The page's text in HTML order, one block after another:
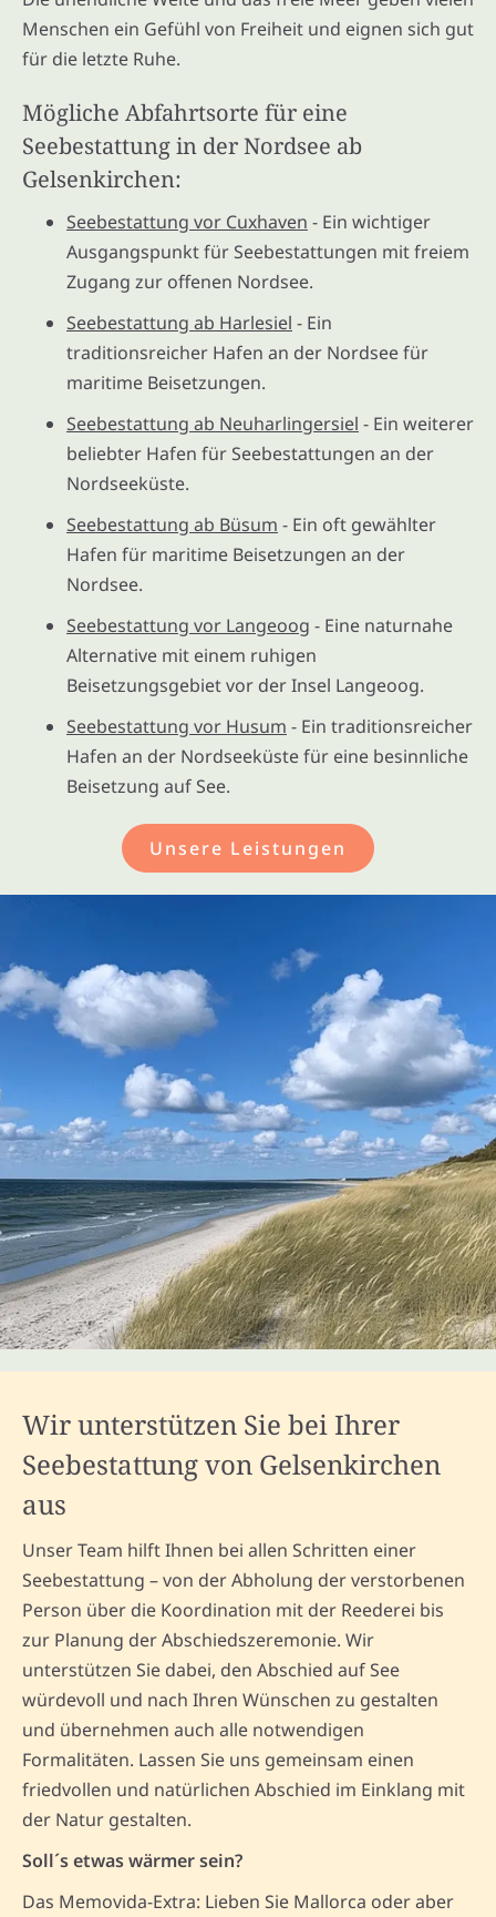
Menschen ein Gefühl von Freiheit und eignen sich gut
für die letzte Ruhe.
Mögliche Abfahrtsorte für eine
Seebestattung in der Nordsee ab
Gelsenkirchen:
Seebestattung vor Cuxhaven - Ein wichtiger
Ausgangspunkt für Seebestattungen mit freiem
Zugang zur offenen Nordsee.
Seebestattung ab Harlesiel - Ein
traditionsreicher Hafen an der Nordsee für
maritime Beisetzungen.
Seebestattung ab Neuharlingersiel - Ein weiterer
beliebter Hafen für Seebestattungen an der
Nordseeküste.
Seebestattung ab Büsum - Ein oft gewählter
Hafen für maritime Beisetzungen an der
Nordsee.
Seebestattung vor Langeoog - Eine naturnahe
Alternative mit einem ruhigen
Beisetzungsgebiet vor der Insel Langeoog.
Seebestattung vor Husum - Ein traditionsreicher
Hafen an der Nordseeküste für eine besinnliche
Beisetzung auf See.
Unsere Leistungen
Wir unterstützen Sie bei Ihrer
Seebestattung von Gelsenkirchen
aus
Unser Team hilft Ihnen bei allen Schritten einer
Seebestattung – von der Abholung der verstorbenen
Person über die Koordination mit der Reederei bis
zur Planung der Abschiedszeremonie. Wir
unterstützen Sie dabei, den Abschied auf See
würdevoll und nach Ihren Wünschen zu gestalten
und übernehmen auch alle notwendigen
Formalitäten. Lassen Sie uns gemeinsam einen
friedvollen und natürlichen Abschied im Einklang mit
der Natur gestalten.
Soll´s etwas wärmer sein?
Das Memovida-Extra: Lieben Sie Mallorca oder aber